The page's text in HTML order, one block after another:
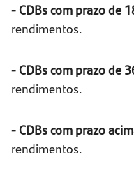
- CDBs com prazo de
rendimentos.
- CDBs com prazo de
rendimentos.
- CDBs com prazo
rendimentos.